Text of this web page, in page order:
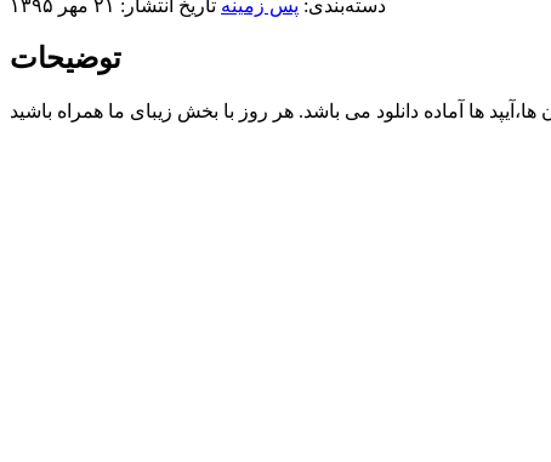
دسته‌بندی: پس زمینه تاریخ انتشار: ۲۱ مهر ۱۳۹۵
توضیحات